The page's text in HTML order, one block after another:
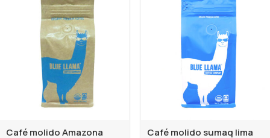
Café molido Amazona
Café molido sumaq lima